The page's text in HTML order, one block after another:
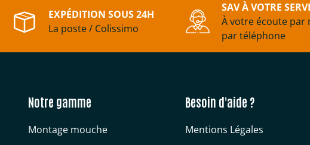
EXPÉDITION SOUS 24H
La poste / Colissimo
SAV À VOTRE
À votre écoute par
par téléphone
Notre gamme
Montage mouche
Besoin d'aide ?
Mentions Légales